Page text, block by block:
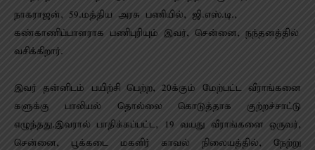
நாகராஜன், 59.மத்திய அரசு பணியில், ஜி.எஸ்.டி.,
கண்காணிப்பாளராக பணிபுரியும் இவர், சென்னை, நந்தனத்தில்
வசிக்கிறார்.
இவர் தன்னிடம் பயிற்சி பெற்ற, 20க்கும் மேற்பட்ட வீராங்கனை
களுக்கு பாலியல் தொல்லை கொடுத்தாக குற்றச்சாட்டு
எழுந்தது.இவரால் பாதிக்கப்பட்ட, 19 வயது வீராங்கனை ஒருவர்,
சென்னை, பூக்கடை மகளிர் காவல் நிலையத்தில், நேற்று